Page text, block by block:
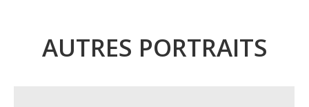
AUTRES PORTRAITS